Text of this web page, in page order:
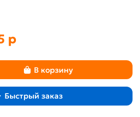
р
В корзину
Быстрый заказ